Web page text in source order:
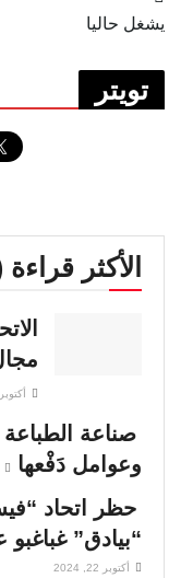
يشغل حاليا
تويتر
الأكثر
أكتوبر 22, 2024
صناعة
وعوامل دَفْعها
حظر اتحاد
“بيادق”
أكتوبر 22, 2024